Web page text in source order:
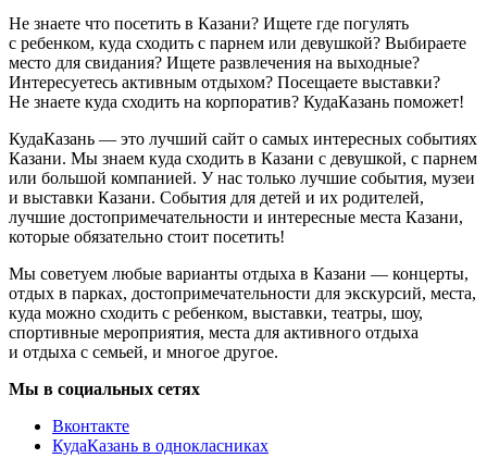
Не знаете что посетить в Казани? Ищете где погулять
с ребенком, куда сходить с парнем или девушкой? Выбираете
место для свидания? Ищете развлечения на выходные?
Интересуетесь активным отдыхом? Посещаете выставки?
Не знаете куда сходить на корпоратив? КудаКазань поможет!
КудаКазань — это лучший сайт о самых интересных событиях
Казани. Мы знаем куда сходить в Казани с девушкой, с парнем
или большой компанией. У нас только лучшие события, музеи
и выставки Казани. События для детей и их родителей,
лучшие достопримечательности и интересные места Казани,
которые обязательно стоит посетить!
Мы советуем любые варианты отдыха в Казани — концерты,
отдых в парках, достопримечательности для экскурсий, места,
куда можно сходить с ребенком, выставки, театры, шоу,
спортивные мероприятия, места для активного отдыха
и отдыха с семьей, и многое другое.
Мы в социальных сетях
Вконтакте
КудаКазань в однокласниках